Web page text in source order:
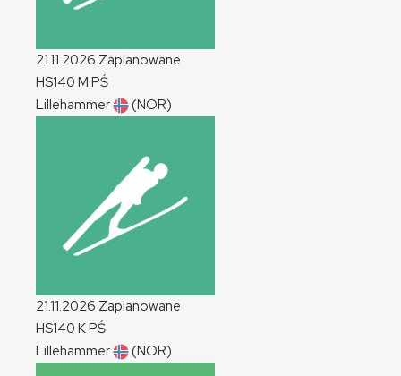
21.11.2026 Zaplanowane
HS140 M PŚ
Lillehammer
(NOR)
21.11.2026 Zaplanowane
HS140 KPŚ
Lillehammer
(NOR)